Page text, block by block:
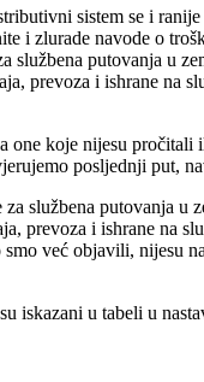
sistem se i ranije
i zlurade navode o
službena putovanja u
prevoza i ishrane na
one koje nijesu pročitali
posljednji put,
službena putovanja u
prevoza i ishrane na
već objavili, nijesu
iskazani u tabeli u